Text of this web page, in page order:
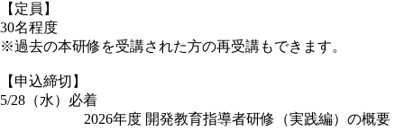
【定員】
30名程度
※過去の本研修を受講された方の再受講もできます。
【申込締切】
5/28（水）必着
2026年度 開発教育指導者研修（実践編）の概要